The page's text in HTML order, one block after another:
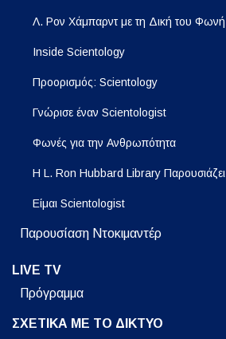
Λ. Ρον Χάμπαρντ με τη Δική του Φωνή
Inside Scientology
Προορισμός: Scientology
Γνώρισε έναν Scientologist
Φωνές για την Ανθρωπότητα
Η L. Ron Hubbard Library Παρουσιάζει
Είμαι Scientologist
Παρουσίαση Ντοκιμαντέρ
LIVE TV
Πρόγραμμα
ΣΧΕΤΙΚΑ ΜΕ ΤΟ ΔΙΚΤΥΟ